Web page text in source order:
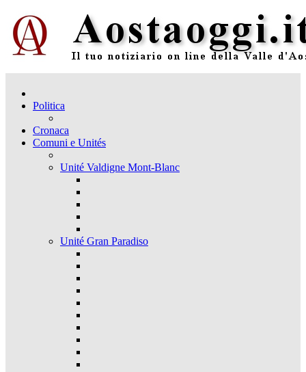
Politica
Cronaca
Comuni e Unités
Unité Valdigne Mont-Blanc
Unité Gran Paradiso